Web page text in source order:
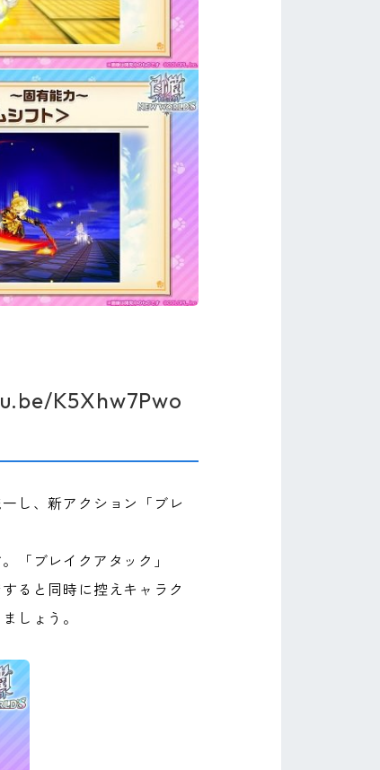
K5Xhw7Pwo
し、新アクション「ブレ
「ブレイクアタック」
ると同時に控えキャラク
しょう。